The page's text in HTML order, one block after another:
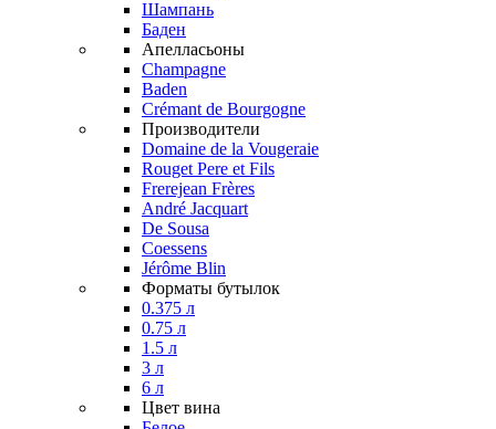
Шампань
Баден
Апелласьоны
Champagne
Baden
Crémant de Bourgogne
Производители
Domaine de la Vougeraie
Rouget Pere et Fils
Frerejean Frères
André Jacquart
De Sousa
Coessens
Jérôme Blin
Форматы бутылок
0.375 л
0.75 л
1.5 л
3 л
6 л
Цвет вина